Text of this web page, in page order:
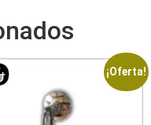
¡Oferta!